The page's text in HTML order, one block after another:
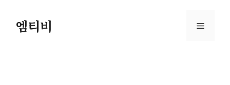
엠티비 메